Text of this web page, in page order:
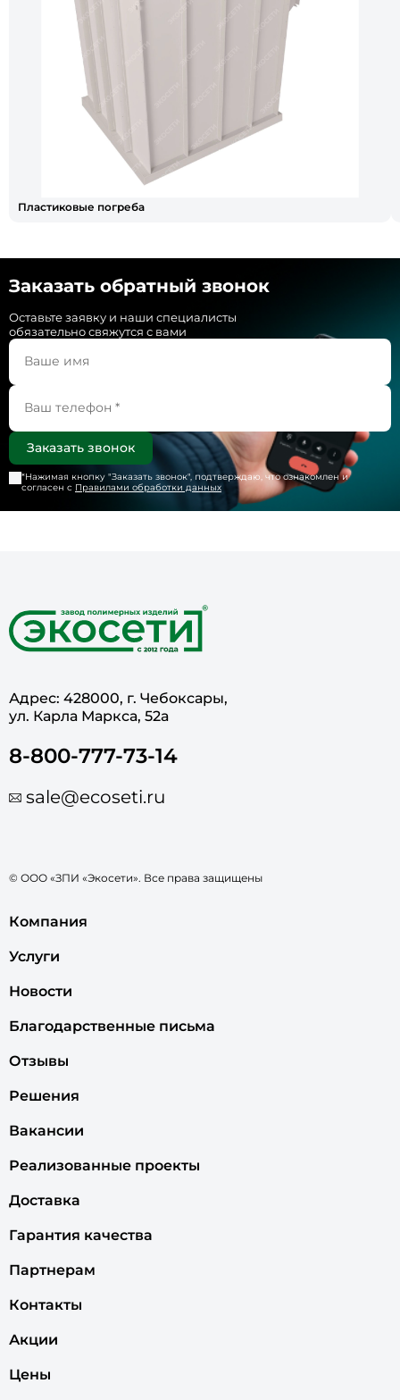
Пластиковые погреба
Заказать обратный звонок
Оставьте заявку и наши специалисты
обязательно свяжутся с вами
*Нажимая кнопку "Заказать звонок", подтверждаю, что ознакомлен и
согласен с Правилами обработки данных
Адрес: 428000, г. Чебоксары,
ул. Карла Маркса, 52а
8-800-777-73-14
sale@ecoseti.ru
© ООО «ЗПИ «Экосети». Все права защищены
Компания
Услуги
Новости
Благодарственные письма
Отзывы
Решения
Вакансии
Реализованные проекты
Доставка
Гарантия качества
Партнерам
Контакты
Акции
Цены